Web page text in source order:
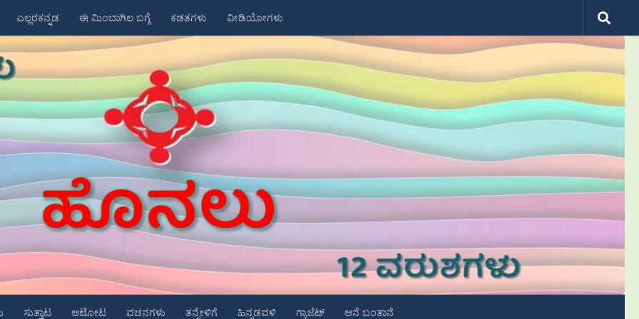
ಎಲ್ಲರಕನ್ನಡ ಈ ಮಿಂಬಾಗಿಲ ಬಗ್ಗೆ ಕಡತಗಳು ವೀಡಿಯೋಗಳು
ಸುತ್ತಾಟ ಆಟೋಟ ವಚನಗಳು ತನ್ನೇಳಿಗೆ ಹಿನ್ನಡವಳಿ ಗ್ಯಾಜೆಟ್ ಆನೆ ಬಂತಾನೆ